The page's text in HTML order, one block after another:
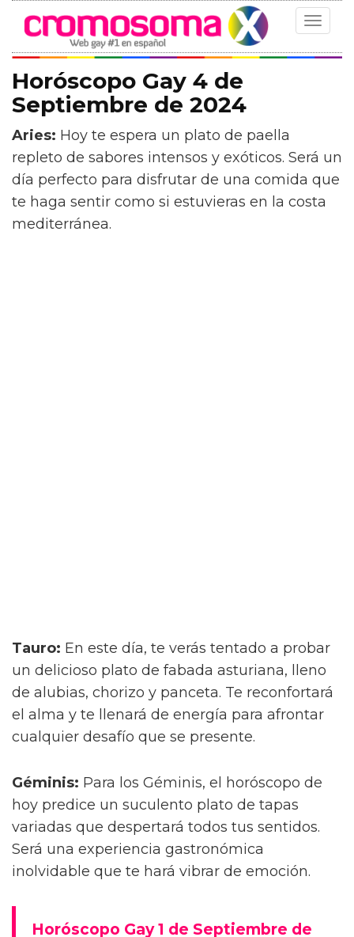
Toggle
Horóscopo Gay 4 de
Septiembre de 2024
Aries: Hoy te espera un plato de paella
repleto de sabores intensos y exóticos. Será un
día perfecto para disfrutar de una comida que
te haga sentir como si estuvieras en la costa
mediterránea.
Tauro: En este día, te verás tentado a probar
un delicioso plato de fabada asturiana, lleno
de alubias, chorizo y panceta. Te reconfortará
el alma y te llenará de energía para afrontar
cualquier desafío que se presente.
Géminis: Para los Géminis, el horóscopo de
hoy predice un suculento plato de tapas
variadas que despertará todos tus sentidos.
Será una experiencia gastronómica
inolvidable que te hará vibrar de emoción.
Horóscopo Gay 1 de Septiembre de